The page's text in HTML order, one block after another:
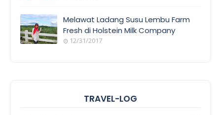
Melawat Ladang Susu Lembu Farm
Fresh di Holstein Milk Company
12/31/2017
TRAVEL-LOG